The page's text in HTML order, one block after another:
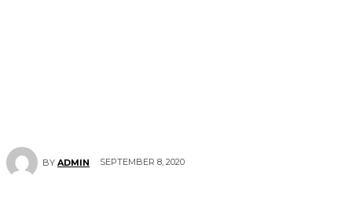
BY ADMIN SEPTEMBER 8, 2020